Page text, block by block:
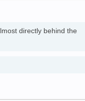
directly behind the